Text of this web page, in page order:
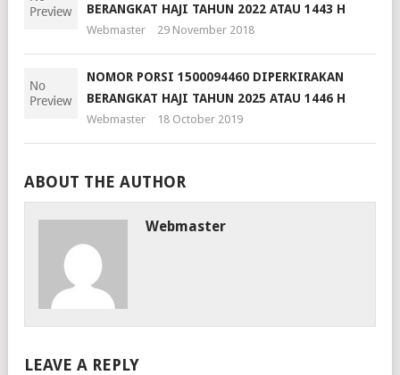
BERANGKAT HAJI TAHUN 2022 ATAU 1443 H
Webmaster 29 November 2018
NOMOR PORSI 1500094460 DIPERKIRAKAN
BERANGKAT HAJI TAHUN 2025 ATAU 1446 H
Webmaster 18 October 2019
ABOUT THE AUTHOR
Webmaster
LEAVE A REPLY